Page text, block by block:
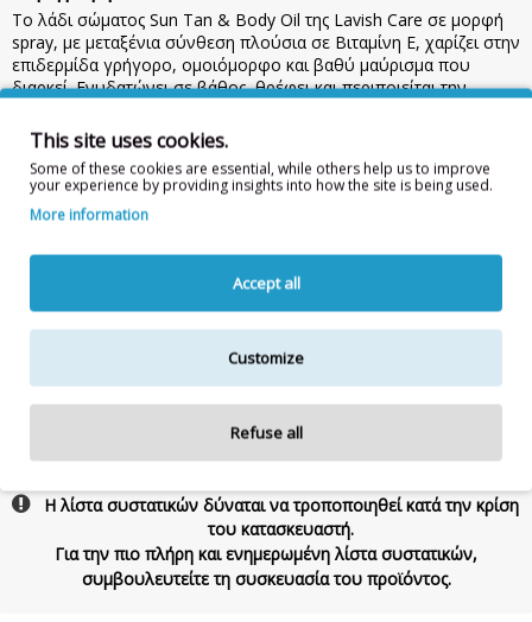
To λάδι σώματος Sun Tan & Body Oil της Lavish Care σε μορφή
spray, με μεταξένια σύνθεση πλούσια σε Βιταμίνη Ε, χαρίζει στην
επιδερμίδα γρήγορο, ομοιόμορφο και βαθύ μαύρισμα που
διαρκεί. Ενυδατώνει σε βάθος, θρέφει και περιποιείται την
φυσικά αντιοξειδωτικά και ολεϊκό οξύ για πλήρη ενυδάτωση.
Συνδύασέ το με το αγαπημένο σου αντηλιακό!
Χρήση:Άπλωσε άφθονη ποσότητα σε όλο το σώμα πριν από την
έκθεση στον ήλιο και επανέλαβε τακτικά. Προσοχή: Δεν περιέχει
Προσοχή στις φωτοευαίσθητες επιδερμίδες. Κρατήστε το προϊόν
μακριά από παιδιά. Σε περίπτωση επαφής με τα μάτια, ξεπλύνετε
με άφθονο νερό. Για εξωτερική χρήση. 200ml
Συστατικά/Ingredients:Cocos Nucifera Oil, Prunus Amygdalus
Dulcis Oil, Helianthus Annuus Hybrid Oil, Vitis Vinifera Seed Oil,
Parfum, Tocopheryl Acetate, Benzyl Salicylate, Coumarin,
Eugenol• 98% Natural ingredients• PARABEN & GMO FREE•
Η λίστα συστατικών δύναται να τροποποιηθεί κατά την κρίση
του κατασκευαστή.
Για την πιο πλήρη και ενημερωμένη λίστα συστατικών,
συμβουλευτείτε τη συσκευασία του προϊόντος.
This site uses cookies.
Some of these cookies are essential, while others help us to improve
your experience by providing insights into how the site is being used.
More information
Accept all
Customize
Refuse all